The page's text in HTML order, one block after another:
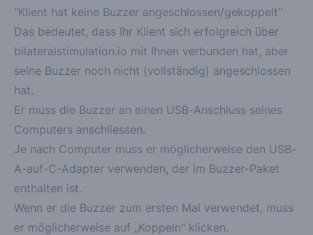
"Klient hat keine Buzzer angeschlossen/gekoppelt"
Das bedeutet, dass Ihr Klient sich erfolgreich über
bilateralstimulation.io mit Ihnen verbunden hat, aber
seine Buzzer noch nicht (vollständig) angeschlossen
hat.
Er muss die Buzzer an einen USB-Anschluss seines
Computers anschliessen.
Je nach Computer muss er möglicherweise den USB-
A-auf-C-Adapter verwenden, der im Buzzer-Paket
enthalten ist.
Wenn er die Buzzer zum ersten Mal verwendet, muss
er möglicherweise auf „Koppeln" klicken.